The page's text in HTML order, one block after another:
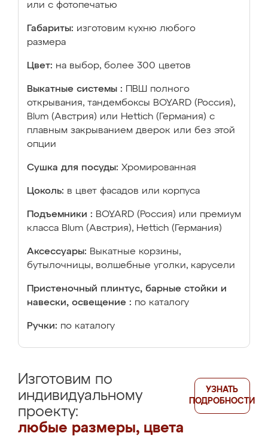
или с фотопечатью
Габариты: изготовим кухню любого
размера
Цвет: на выбор, более 300 цветов
Выкатные системы :
ПВШ полного
открывания, тандембоксы BOYARD (Россия),
Blum (Австрия) или Hettich (Германия) с
плавным закрыванием дверок или без этой
опции
Сушка для посуды: Хромированная
Цоколь: в цвет фасадов или корпуса
Подъемники : BOYARD (Россия) или премиум
класса Blum (Австрия), Hettich (Германия)
Аксессуары: Выкатные корзины,
бутылочницы, волшебные уголки, карусели
Пристеночный плинтус, барные стойки и
навески, освещение : по каталогу
Ручки: по каталогу
Изготовим по
индивидуальному
проекту:
любые размеры, цвета
УЗНАТЬ
ПОДРОБНОСТИ